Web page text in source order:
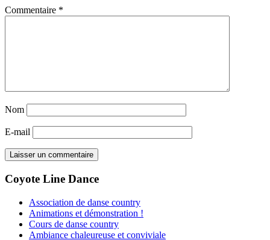
Commentaire *
Nom
E-mail
Coyote Line Dance
Association de danse country
Animations et démonstration !
Cours de danse country
Ambiance chaleureuse et conviviale